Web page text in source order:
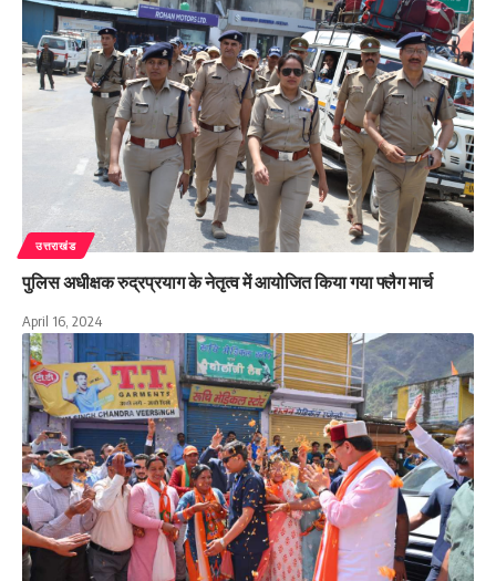
उत्तराखंड
पुलिस अधीक्षक रुद्रप्रयाग के नेतृत्व में आयोजित किया गया फ्लैग मार्च
April 16, 2024